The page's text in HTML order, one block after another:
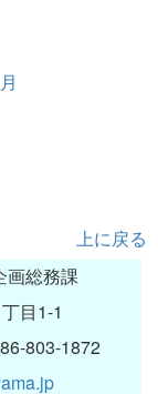
上に戻る
総務課
目1-1
803-1872